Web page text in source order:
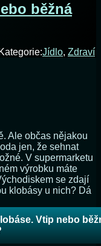
běžná
Kategorie:Jídlo, Zdraví
Ale občas nějakou
jen, že sehnat
V supermarketu
výrobku máte
se zdají
klobásy u nich? Dá
Vtip nebo